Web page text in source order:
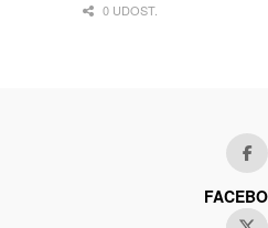
0 UDOST.